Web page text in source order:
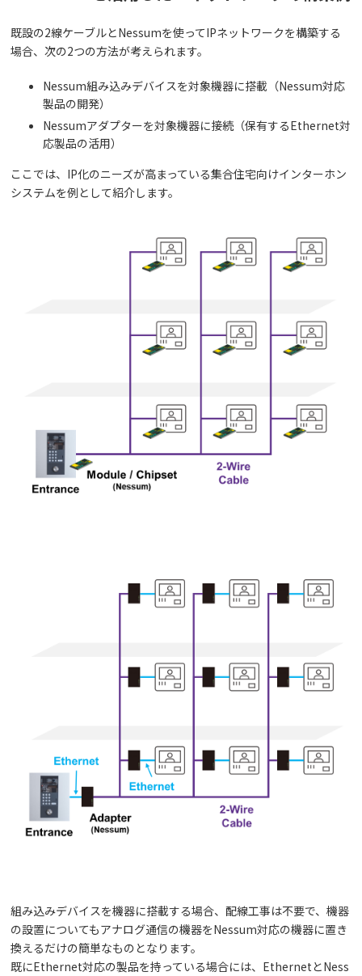
既設の2線ケーブルとNessumを使ってIPネットワークを構築する
場合、次の2つの方法が考えられます。
Nessum組み込みデバイスを対象機器に搭載（Nessum対応
製品の開発）
Nessumアダプターを対象機器に接続（保有するEthernet対
応製品の活用）
ここでは、IP化のニーズが高まっている集合住宅向けインターホン
システムを例として紹介します。
組み込みデバイスを機器に搭載する場合、配線工事は不要で、機器
の設置についてもアナログ通信の機器をNessum対応の機器に置き
換えるだけの簡単なものとなります。
既にEthernet対応の製品を持っている場合には、EthernetとNess